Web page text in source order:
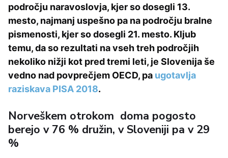
področju naravoslovja, kjer so dosegli 13.
mesto, najmanj uspešno pa na področju bralne
pismenosti, kjer so dosegli 21. mesto. Kljub
temu, da so rezultati na vseh treh področjih
nekoliko nižji kot pred tremi leti, je Slovenija še
vedno nad povprečjem OECD, pa ugotavlja
raziskava PISA 2018.
Norveškem otrokom doma pogosto
berejo v 76 % družin, v Sloveniji pa v 29
%